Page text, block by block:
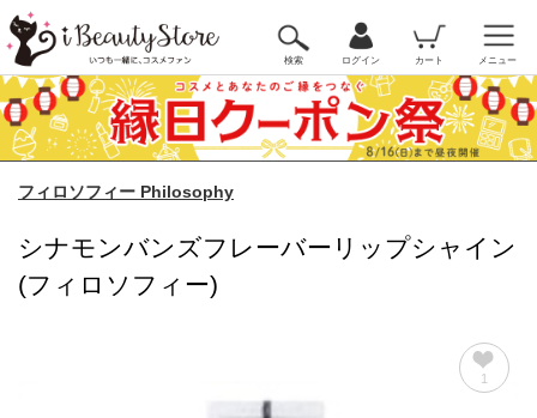
検索 ログイン カート メニュー
フィロソフィー Philosophy
シナモンバンズフレーバーリップシャイン
(フィロソフィー)
1